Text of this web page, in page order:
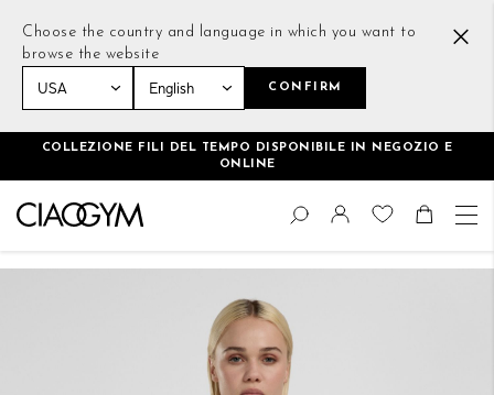
Choose the country and language in which you want to
browse the website
CONFIRM
COLLEZIONE FILI DEL TEMPO DISPONIBILE IN NEGOZIO E
ONLINE
Salta
contenuto
Cambia
Cerca